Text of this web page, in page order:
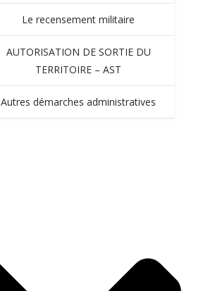
Le recensement militaire
AUTORISATION DE SORTIE DU
TERRITOIRE – AST
Autres démarches administratives